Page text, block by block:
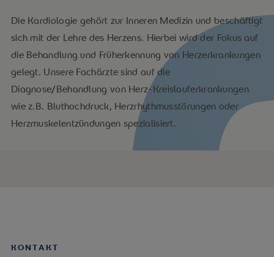
Die Kardiologie gehört zur Inneren Medizin und beschäftigt
sich mit der Lehre des Herzens. Hierbei wird der Fokus auf
die Behandlung und Früherkennung von Herzerkrankungen
gelegt. Unsere Fachärzte sind auf die
Diagnose/Behandlung von Herz-Kreislauferkrankungen
wie z.B. Bluthochdruck, Herzrhythmusstörungen oder
Herzmuskelentzündungen spezialisiert.
KONTAKT